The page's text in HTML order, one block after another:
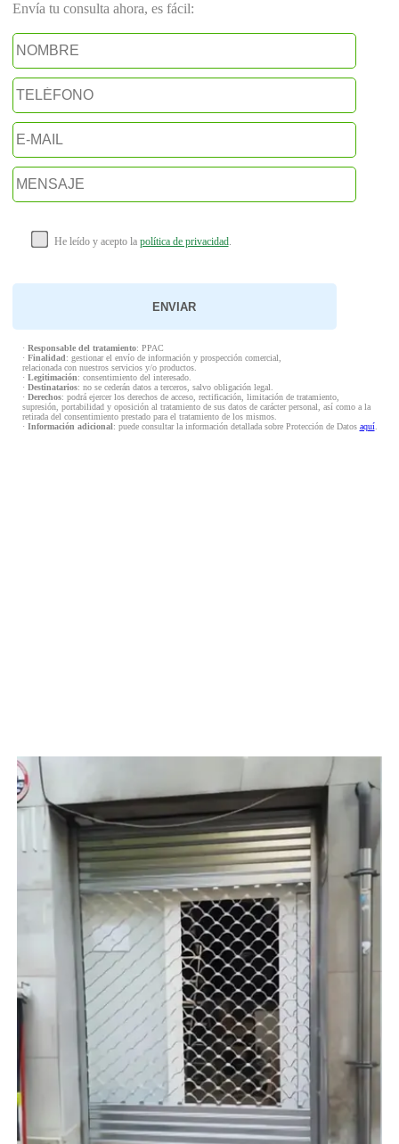
Envía tu consulta ahora, es fácil:
He leído y acepto la política de privacidad.
· Responsable del tratamiento: PPAC
· Finalidad: gestionar el envío de información y prospección comercial,
relacionada con nuestros servicios y/o productos.
· Legitimación: consentimiento del interesado.
· Destinatarios: no se cederán datos a terceros, salvo obligación legal.
· Derechos: podrá ejercer los derechos de acceso, rectificación, limitación de tratamiento,
supresión, portabilidad y oposición al tratamiento de sus datos de carácter personal, así como a la
retirada del consentimiento prestado para el tratamiento de los mismos.
· Información adicional: puede consultar la información detallada sobre Protección de Datos aquí.